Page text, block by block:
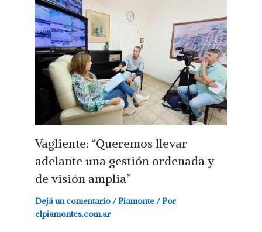
Vagliente: “Queremos llevar
adelante una gestión ordenada y
de visión amplia”
Dejá un comentario /Piamonte / Por
elpiamontes.com.ar